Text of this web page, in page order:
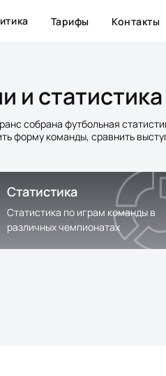
Тарифы Контакты
и
собрана футбольная
форму команды, сравнить
Статистика
Статистика по играм команды в
различных чемпионатах